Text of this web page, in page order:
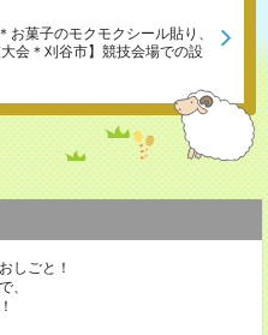
お菓子のモクモクシール貼り、
会＊刈谷市】競技会場での設
しごと！
、